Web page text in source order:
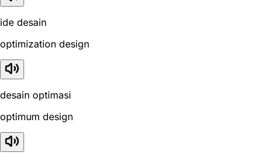
ide desain
optimization design
desain optimasi
optimum design